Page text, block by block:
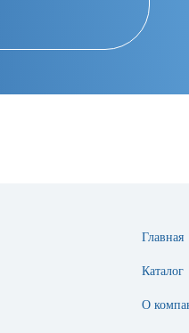
Главная
Каталог
О